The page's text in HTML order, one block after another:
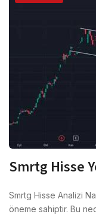
Smrtg Hisse
Smrtg Hisse Analizi
öneme sahiptir. Bu